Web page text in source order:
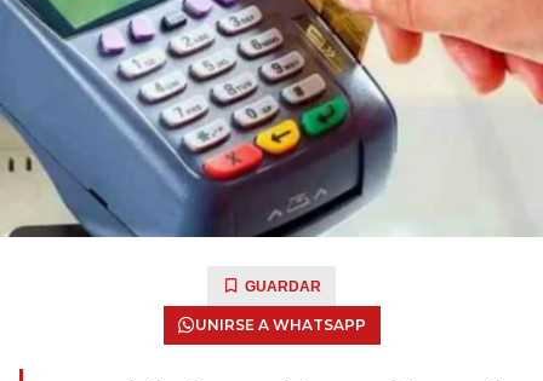
GUARDAR
UNIRSE A WHATSAPP